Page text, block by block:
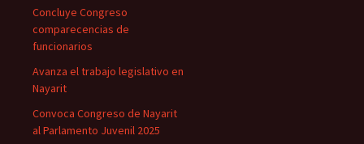
Concluye Congreso
comparecencias de
funcionarios
Avanza el trabajo legislativo en
Nayarit
Convoca Congreso de Nayarit
al Parlamento Juvenil 2025